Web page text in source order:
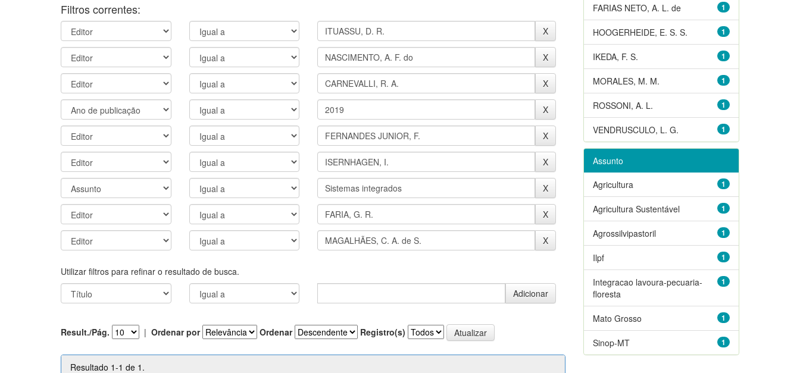
Filtros correntes:
Utilizar filtros para refinar o resultado de busca.
Result./Pág. | Ordenar por Ordenar Registro(s)
Resultado 1-1 de 1.
1
FARIAS NETO, A. L. de
1
HOOGERHEIDE, E. S. S.
1
IKEDA, F. S.
1
MORALES, M. M.
1
ROSSONI, A. L.
1
VENDRUSCULO, L. G.
Assunto
1
Agricultura
1
Agricultura Sustentável
1
Agrossilvipastoril
1
Ilpf
1
Integracao lavoura-pecuaria-
floresta
1
Mato Grosso
1
Sinop-MT